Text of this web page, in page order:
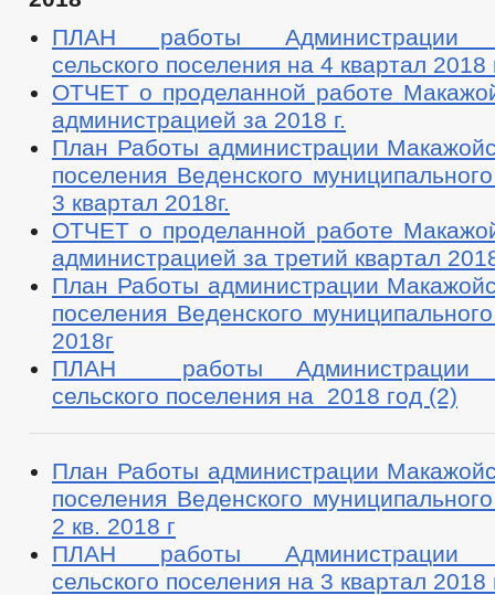
ПЛАН работы Администрации
сельского поселения на 4 квартал 2018
ОТЧЕТ о проделанной работе
администрацией за 2018 г.
План Работы администрации
поселения Веденского
3 квартал 2018г.
ОТЧЕТ о проделанной работе
администрацией за третий квартал
План Работы администрации
поселения Веденского
2018г
ПЛАН работы Администрации
сельского поселения на 2018 год (2)
План Работы администрации
поселения Веденского
2 кв. 2018 г
ПЛАН работы Администрации
сельского поселения на 3 квартал 2018